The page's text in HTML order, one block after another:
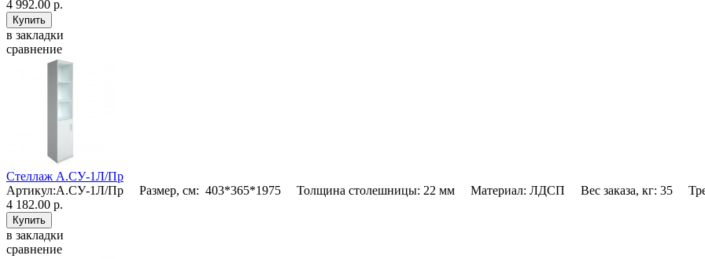
4 992.00 р.
в закладки
сравнение
Стеллаж А.СУ-1Л/Пр
Артикул:А.СУ-1Л/Пр Размер, см: 403*365*1975 Толщина столешницы: 22 мм Материал: ЛДСП Вес заказа, кг: 35
4 182.00 р.
в закладки
сравнение